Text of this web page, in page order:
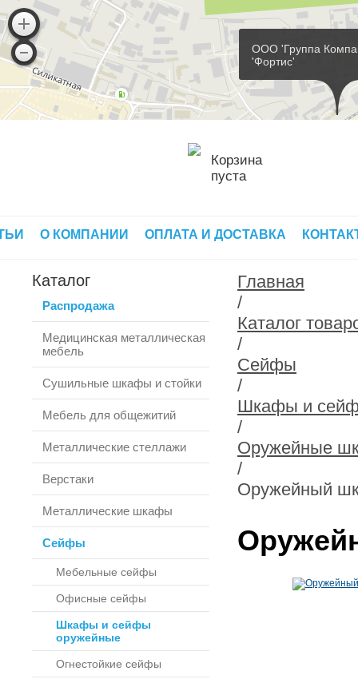
ООО 'Группа
'Фортис'
Корзина
пуста
О КОМПАНИИ ОПЛАТА И ДОСТАВКА
Каталог
Распродажа
Медицинская металлическая
мебель
Сушильные шкафы и стойки
Мебель для общежитий
Металлические стеллажи
Верстаки
Металлические шкафы
Сейфы
Мебельные сейфы
Офисные сейфы
Шкафы и сейфы
оружейные
Огнестойкие сейфы
Главная
/
Каталог
/
Сейфы
/
Шкафы и
/
Оружейные
/
Оружейный